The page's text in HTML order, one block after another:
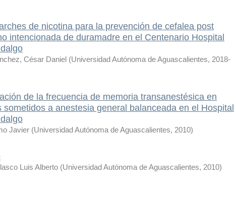
de nicotina para la prevención de cefalea post
intencionada de duramadre en el Centenario Hospital
César Daniel (Universidad Autónoma de Aguascalientes, 2018-
de la frecuencia de memoria transanestésica en
sometidos a anestesia general balanceada en el Hospital
Javier (Universidad Autónoma de Aguascalientes, 2010)
Luis Alberto (Universidad Autónoma de Aguascalientes, 2010)